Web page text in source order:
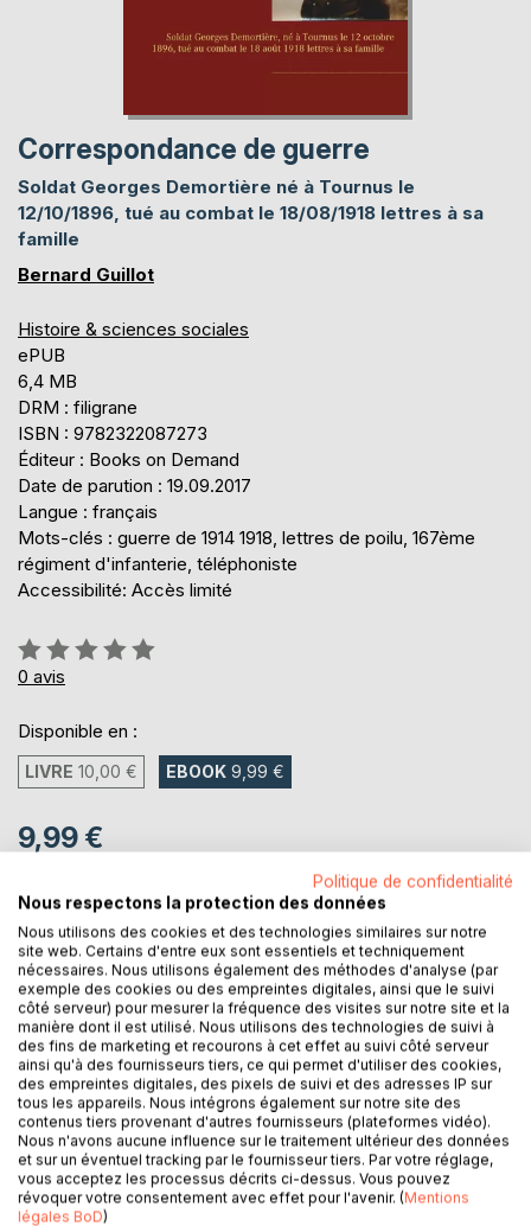
Correspondance de guerre
Soldat Georges Demortière né à Tournus le
12/10/1896, tué au combat le 18/08/1918 lettres à sa
famille
Bernard Guillot
Histoire & sciences sociales
ePUB
6,4 MB
DRM : filigrane
ISBN : 9782322087273
Éditeur : Books on Demand
Date de parution : 19.09.2017
Langue : français
Mots-clés : guerre de 1914 1918, lettres de poilu, 167ème
régiment d'infanterie, téléphoniste
Accessibilité: Accès limité
Évaluation:
0%
0 avis
Disponible en :
LIVRE 10,00 € EBOOK 9,99 €
9,99 €
Téléchargement disponible dès maintenant
AJOUTER AU PANIER
Ajouter à ma liste d'envies
Laisser un avis
Politique de confidentialité
Nous respectons la protection des données
Nous utilisons des cookies et des technologies similaires sur notre
site web. Certains d'entre eux sont essentiels et techniquement
nécessaires. Nous utilisons également des méthodes d'analyse (par
exemple des cookies ou des empreintes digitales, ainsi que le suivi
côté serveur) pour mesurer la fréquence des visites sur notre site et la
manière dont il est utilisé. Nous utilisons des technologies de suivi à
des fins de marketing et recourons à cet effet au suivi côté serveur
ainsi qu'à des fournisseurs tiers, ce qui permet d'utiliser des cookies,
des empreintes digitales, des pixels de suivi et des adresses IP sur
tous les appareils. Nous intégrons également sur notre site des
contenus tiers provenant d'autres fournisseurs (plateformes vidéo).
Nous n'avons aucune influence sur le traitement ultérieur des données
et sur un éventuel tracking par le fournisseur tiers. Par votre réglage,
vous acceptez les processus décrits ci-dessus. Vous pouvez
révoquer votre consentement avec effet pour l'avenir. (Mentions
légales BoD)